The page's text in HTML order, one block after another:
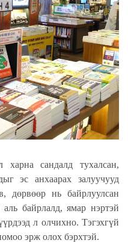
сандалд тухалсан,
эс анхаарах залуучууд
дөрвөөр нь байрлуулсан
байрлалд, ямар нэртэй
л олчихно. Тэгэхгүй
эрж олох бэрхтэй.